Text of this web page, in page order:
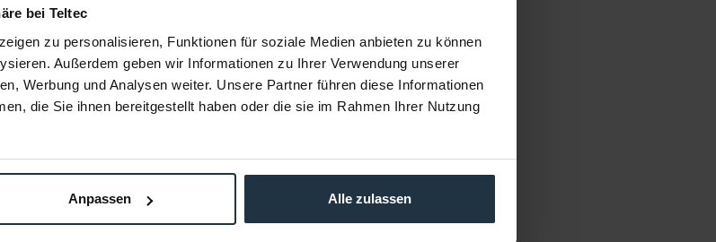
bei Teltec
zu personalisieren, Funktionen für soziale Medien anbieten zu können
Außerdem geben wir Informationen zu Ihrer Verwendung unserer
Werbung und Analysen weiter. Unsere Partner führen diese Informationen
die Sie ihnen bereitgestellt haben oder die sie im Rahmen Ihrer Nutzung
Anpassen Alle zulassen
Vinten VB250-CP2
EFP 2-Stufen Pozi-Loc CF-Stativ
Artikelnummer: 12222385
Komplettes AÜ Stativsystem Aluminium
Artikelnummer: 12229192